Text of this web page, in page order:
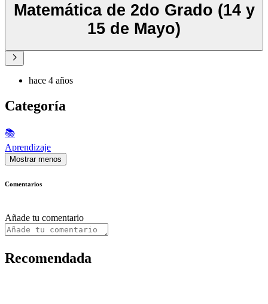
Matemática de 2do Grado (14 y
15 de Mayo)
hace 4 años
Categoría
📚
Aprendizaje
Mostrar menos
Comentarios
Añade tu comentario
Recomendada